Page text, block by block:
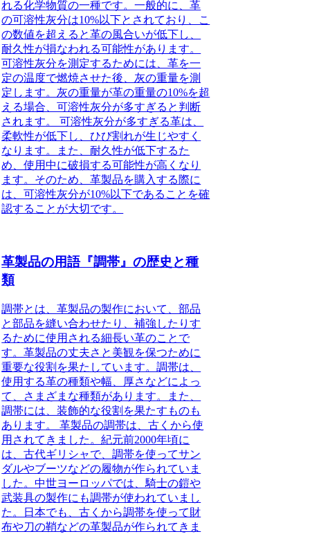
れる化学物質の一種です。一般的に、革
の可溶性灰分は10%以下とされており、こ
の数値を超えると革の風合いが低下し、
耐久性が損なわれる可能性があります。
可溶性灰分を測定するためには、革を一
定の温度で燃焼させた後、灰の重量を測
定します。灰の重量が革の重量の10%を超
える場合、可溶性灰分が多すぎると判断
されます。 可溶性灰分が多すぎる革は、
柔軟性が低下し、ひび割れが生じやすく
なります。また、耐久性が低下するた
め、使用中に破損する可能性が高くなり
ます。そのため、革製品を購入する際に
は、可溶性灰分が10%以下であることを確
認することが大切です。
革製品の用語『調帯』の歴史と種
類
調帯とは、革製品の製作において、部品
と部品を縫い合わせたり、補強したりす
るために使用される細長い革のことで
す。革製品の丈夫さと美観を保つために
重要な役割を果たしています。調帯は、
使用する革の種類や幅、厚さなどによっ
て、さまざまな種類があります。また、
調帯には、装飾的な役割を果たすものも
あります。 革製品の調帯は、古くから使
用されてきました。紀元前2000年頃に
は、古代ギリシャで、調帯を使ってサン
ダルやブーツなどの履物が作られていま
した。中世ヨーロッパでは、騎士の鎧や
武装具の製作にも調帯が使われていまし
た。日本でも、古くから調帯を使って財
布や刀の鞘などの革製品が作られてきま